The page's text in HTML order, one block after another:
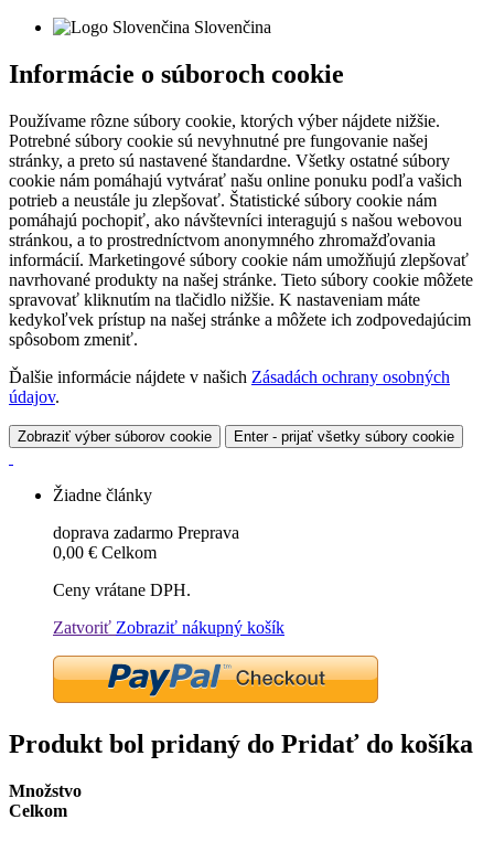
Slovenčina
Informácie o súboroch cookie
Používame rôzne súbory cookie, ktorých výber nájdete nižšie.
Potrebné súbory cookie sú nevyhnutné pre fungovanie našej
stránky, a preto sú nastavené štandardne. Všetky ostatné súbory
cookie nám pomáhajú vytvárať našu online ponuku podľa vašich
potrieb a neustále ju zlepšovať. Štatistické súbory cookie nám
pomáhajú pochopiť, ako návštevníci interagujú s našou webovou
stránkou, a to prostredníctvom anonymného zhromažďovania
informácií. Marketingové súbory cookie nám umožňujú zlepšovať
navrhované produkty na našej stránke. Tieto súbory cookie môžete
spravovať kliknutím na tlačidlo nižšie. K nastaveniam máte
kedykoľvek prístup na našej stránke a môžete ich zodpovedajúcim
spôsobom zmeniť.
Ďalšie informácie nájdete v našich Zásadách ochrany osobných
údajov.
Zobraziť výber súborov cookie Enter - prijať všetky súbory cookie
Žiadne články
doprava zadarmo Preprava
0,00 € Celkom
Ceny vrátane DPH.
Zatvoriť Zobraziť nákupný košík
Produkt bol pridaný do Pridať do košíka
Množstvo
Celkom